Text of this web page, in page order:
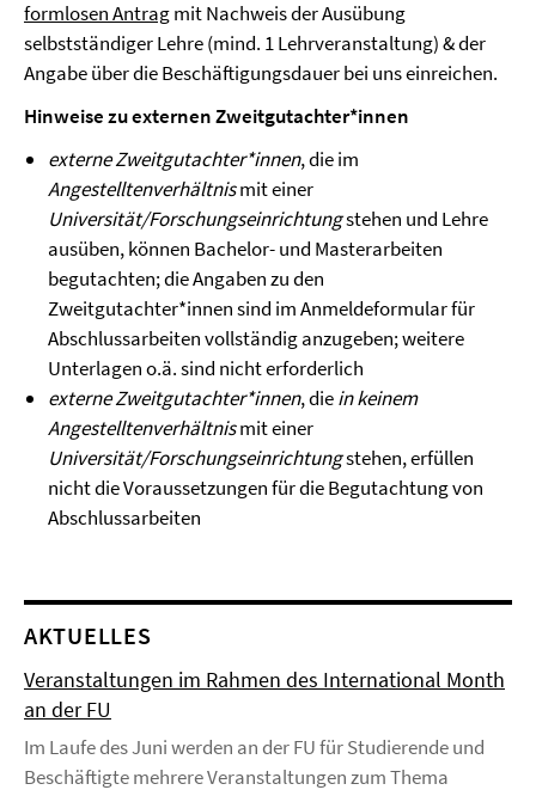
formlosen Antragmit Nachweis der Ausübung
selbstständiger Lehre (mind. 1 Lehrveranstaltung) & der
Angabe über die Beschäftigungsdauer bei uns einreichen.
Hinweise zu externen Zweitgutachter*innen
externe Zweitgutachter*innen, die im
Angestelltenverhältnismit einer
Universität/Forschungseinrichtungstehen und Lehre
ausüben, können Bachelor- und Masterarbeiten
begutachten; die Angaben zu den
Zweitgutachter*innen sind im Anmeldeformular für
Abschlussarbeiten vollständig anzugeben; weitere
Unterlagen o.ä. sind nicht erforderlich
externe Zweitgutachter*innen, diein keinem
Angestelltenverhältnismit einer
Universität/Forschungseinrichtungstehen, erfüllen
nicht die Voraussetzungen für die Begutachtung von
Abschlussarbeiten
AKTUELLES
Veranstaltungen im Rahmen des International Month
an der FU
Im Laufe des Juni werden an der FU für Studierende und
Beschäftigte mehrere Veranstaltungen zum Thema